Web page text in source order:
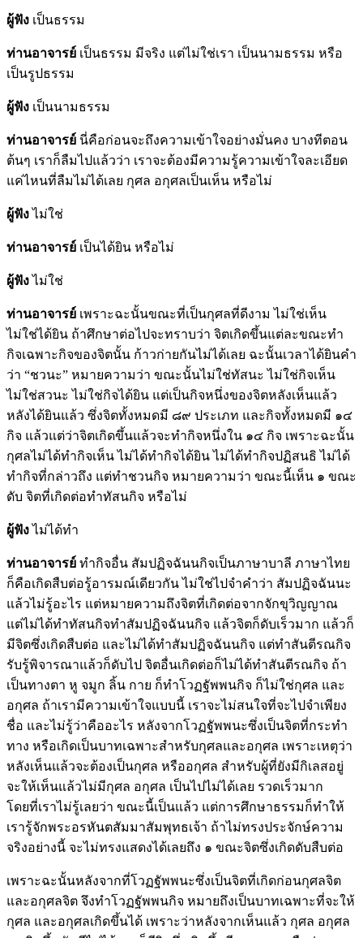
ผู้ฟัง เป็นธรรม
ท่านอาจารย์ เป็นธรรม มีจริง แต่ไม่ใช่เรา เป็นนามธรรม หรือ
เป็นรูปธรรม
ผู้ฟัง เป็นนามธรรม
ท่านอาจารย์ นี่คือก่อนจะถึงความเข้าใจอย่างมั่นคง บางทีตอน
ต้นๆ เราก็ลืมไปแล้วว่า เราจะต้องมีความรู้ความเข้าใจละเอียด
แค่ไหนที่ลืมไม่ได้เลย กุศล อกุศลเป็นเห็น หรือไม่
ผู้ฟังไม่ใช่
ท่านอาจารย์ เป็นได้ยิน หรือไม่
ผู้ฟังไม่ใช่
ท่านอาจารย์ เพราะฉะนั้นขณะที่เป็นกุศลที่ดีงาม ไม่ใช่เห็น
ไม่ใช่ได้ยิน ถ้าศึกษาต่อไปจะทราบว่า จิตเกิดขึ้นแต่ละขณะทำ
กิจเฉพาะกิจของจิตนั้น ก้าวก่ายกันไม่ได้เลย ฉะนั้นเวลาได้ยินคำ
ว่า “ชวนะ” หมายความว่า ขณะนั้นไม่ใช่ทัสนะ ไม่ใช่กิจเห็น
ไม่ใช่สวนะ ไม่ใช่กิจได้ยิน แต่เป็นกิจหนึ่งของจิตหลังเห็นแล้ว
หลังได้ยินแล้ว ซึ่งจิตทั้งหมดมี ๘๙ ประเภท และกิจทั้งหมดมี ๑๔
กิจ แล้วแต่ว่าจิตเกิดขึ้นแล้วจะทำกิจหนึ่งใน ๑๔ กิจ เพราะฉะนั้น
กุศลไม่ได้ทำกิจเห็น ไม่ได้ทำกิจได้ยิน ไม่ได้ทำกิจปฏิสนธิ ไม่ได้
ทำกิจที่กล่าวถึง แต่ทำชวนกิจ หมายความว่า ขณะนี้เห็น ๑ ขณะ
ดับ จิตที่เกิดต่อทำทัสนกิจ หรือไม่
ผู้ฟังไม่ได้ทำ
ท่านอาจารย์ ทำกิจอื่น สัมปฏิจฉันนกิจเป็นภาษาบาลี ภาษาไทย
ก็คือเกิดสืบต่อรู้อารมณ์เดียวกัน ไม่ใช่ไปจำคำว่า สัมปฏิจฉันนะ
แล้วไม่รู้อะไร แต่หมายความถึงจิตที่เกิดต่อจากจักขุวิญญาณ
แต่ไม่ได้ทำทัสนกิจทำสัมปฏิจฉันนกิจ แล้วจิตก็ดับเร็วมาก แล้วก็
มีจิตซึ่งเกิดสืบต่อ และไม่ได้ทำสัมปฏิจฉันนกิจ แต่ทำสันตีรณกิจ
รับรู้พิจารณาแล้วก็ดับไป จิตอื่นเกิดต่อก็ไม่ได้ทำสันตีรณกิจ ถ้า
เป็นทางตา หู จมูก ลิ้น กาย ก็ทำโวฏฐัพพนกิจ ก็ไม่ใช่กุศล และ
อกุศล ถ้าเรามีความเข้าใจแบบนี้ เราจะไม่สนใจที่จะไปจำเพียง
ชื่อ และไม่รู้ว่าคืออะไร หลังจากโวฏฐัพพนะซึ่งเป็นจิตที่กระทำ
ทาง หรือเกิดเป็นบาทเฉพาะสำหรับกุศลและอกุศล เพราะเหตุว่า
หลังเห็นแล้วจะต้องเป็นกุศล หรืออกุศล สำหรับผู้ที่ยังมีกิเลสอยู่
จะให้เห็นแล้วไม่มีกุศล อกุศล เป็นไปไม่ได้เลย รวดเร็วมาก
โดยที่เราไม่รู้เลยว่า ขณะนี้เป็นแล้ว แต่การศึกษาธรรมก็ทำให้
เรารู้จักพระอรหันตสัมมาสัมพุทธเจ้า ถ้าไม่ทรงประจักษ์ความ
จริงอย่างนี้ จะไม่ทรงแสดงได้เลยถึง ๑ ขณะจิตซึ่งเกิดดับสืบต่อ
เพราะฉะนั้นหลังจากที่โวฏฐัพพนะซึ่งเป็นจิตที่เกิดก่อนกุศลจิต
และอกุศลจิต จึงทำโวฏฐัพพนกิจ หมายถึงเป็นบาทเฉพาะที่จะให้
กุศล และอกุศลเกิดขึ้นได้ เพราะว่าหลังจากเห็นแล้ว กุศล อกุศล